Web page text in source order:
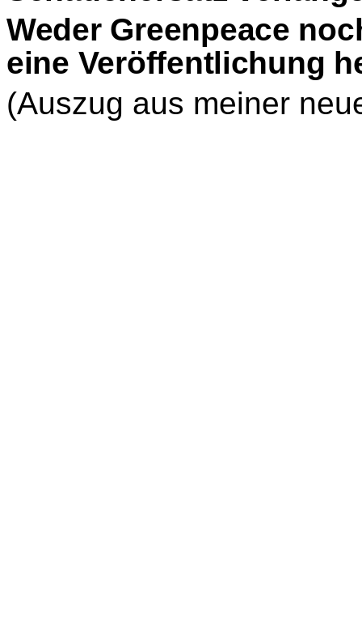
Weder Greenpeace
eine Veröffentlichung
(Auszug aus meiner